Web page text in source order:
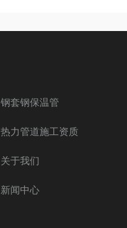
钢套钢保温管
热力管道施工资质
关于我们
新闻中心